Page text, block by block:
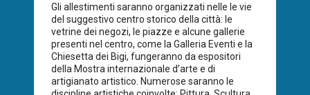
Gli allestimenti saranno organizzati nelle le vie
del suggestivo centro storico della città: le
vetrine dei negozi, le piazze e alcune gallerie
presenti nel centro, come la Galleria Eventi e la
Chiesetta dei Bigi, fungeranno da espositori
della Mostra internazionale d’arte e di
artigianato artistico. Numerose saranno le